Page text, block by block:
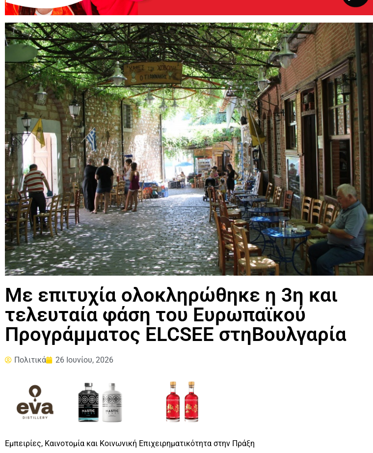
Με επιτυχία ολοκληρώθηκε η 3η και
τελευταία φάση του Ευρωπαϊκού
Προγράμματος ELCSEE στηΒουλγαρία
Πολιτικά 26 Ιουνίου, 2026
Εμπειρίες, Καινοτομία και Κοινωνική Επιχειρηματικότητα στην Πράξη